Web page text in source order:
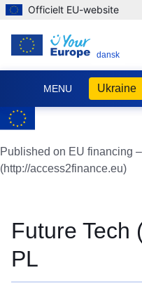
Officielt EU-website
dansk
MENU Ukraine
Published on EU financing
(http://access2finance.eu)
Future Tech
PL